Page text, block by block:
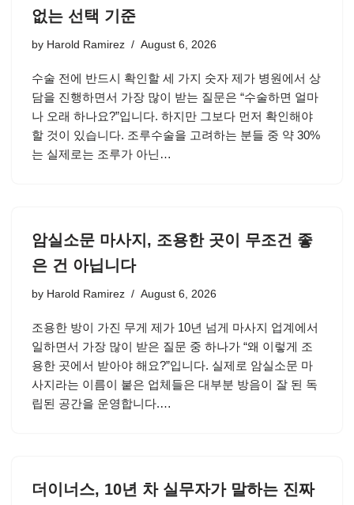
없는 선택 기준
by Harold Ramirez August 6, 2026
수술 전에 반드시 확인할 세 가지 숫자 제가 병원에서 상
담을 진행하면서 가장 많이 받는 질문은 “수술하면 얼마
나 오래 하나요?”입니다. 하지만 그보다 먼저 확인해야
할 것이 있습니다. 조루수술을 고려하는 분들 중 약 30%
는 실제로는 조루가 아닌…
암실소문 마사지, 조용한 곳이 무조건 좋
은 건 아닙니다
by Harold Ramirez August 6, 2026
조용한 방이 가진 무게 제가 10년 넘게 마사지 업계에서
일하면서 가장 많이 받은 질문 중 하나가 “왜 이렇게 조
용한 곳에서 받아야 해요?”입니다. 실제로 암실소문 마
사지라는 이름이 붙은 업체들은 대부분 방음이 잘 된 독
립된 공간을 운영합니다.…
더이너스, 10년 차 실무자가 말하는 진짜